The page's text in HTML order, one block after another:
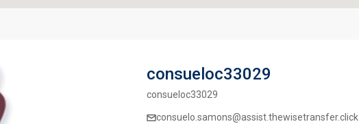
consueloc33029
consueloc33029
consuelo.samons@assist.thewisetransfer.click